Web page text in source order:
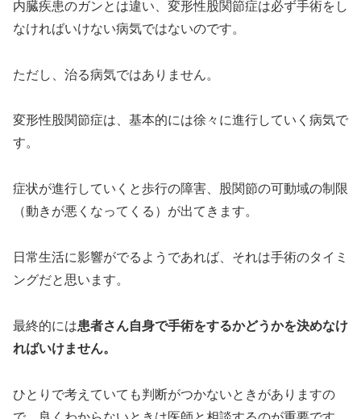
内臓疾患のガンとは違い、変形性股関節症は必ず手術をし
なければいけない病気ではないのです。
ただし、治る病気ではありません。
変形性股関節症は、基本的には徐々に進行していく病気で
す。
症状が進行していくと歩行の障害、股関節の可動域の制限
（動きが悪くなってくる）が出てきます。
日常生活に影響がでるようであれば、それは手術のタイミ
ングだと思います。
最終的には患者さん自身で手術をするかどうかを決めなけ
ればいけません。
ひとりで考えていても判断がつかないときがありますの